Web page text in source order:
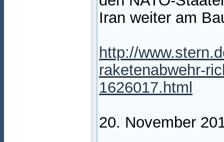
Iran weiter am
http://
raketenabwehr-
1626017.html
20. November